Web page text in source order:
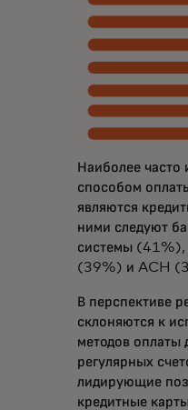
Наиболее часто
способом
являются
ними следуют
системы (41%),
(39%) и ACH
В перспективе
склоняются к
методов оплаты
регулярных
лидирующие
кредитные